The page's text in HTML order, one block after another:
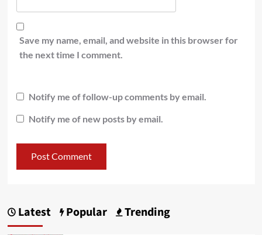
Save my name, email, and website in this browser for
the next time I comment.
Notify me of follow-up comments by email.
Notify me of new posts by email.
Latest Popular Trending